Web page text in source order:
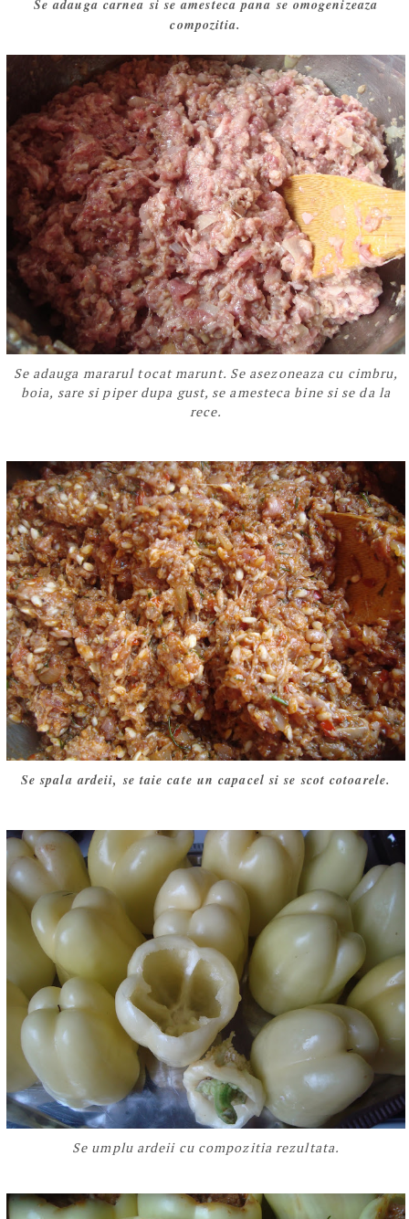
Se adauga carnea si se amesteca pana se omogenizeaza
compozitia.
Se adauga mararul tocat marunt. Se asezoneaza cu cimbru,
boia, sare si piper dupa gust, se amesteca bine si se da la
rece.
Se spala ardeii, se taie cate un capacel si se scot cotoarele.
Se umplu ardeii cu compozitia rezultata.